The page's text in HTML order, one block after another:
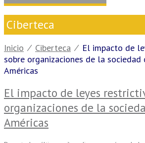
Ciberteca
Inicio ⁄ Ciberteca ⁄ El impacto de
sobre organizaciones de la sociedad
Américas
El impacto de leyes
organizaciones de la
Américas